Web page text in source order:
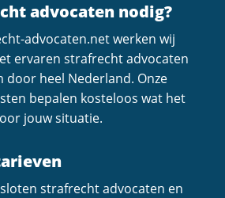
advocaten nodig?
advocaten.net werken wij
ervaren strafrecht advocaten
door heel Nederland. Onze
bepalen kosteloos wat het
jouw situatie.
strafrecht advocaten en